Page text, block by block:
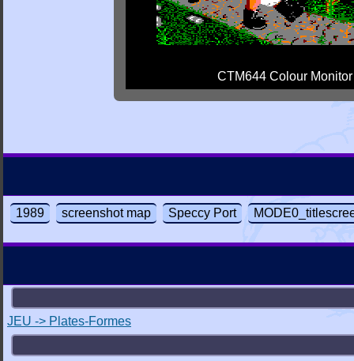
CTM644 Colour Monitor
1989 screenshot map Speccy Port
JEU -> Plates-Formes